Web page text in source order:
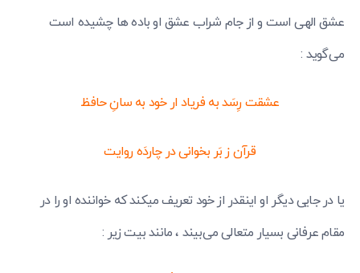
عشق الهی است و از جام شراب عشق او باده ها چشیده است
می‌گوید :
عشقت رِسَد به فریاد ار خود به سانِ حافظ
قرآن ز بَر بخوانی در چاردَه روایت
یا در جایی دیگر او اینقدر از خود تعریف میکند که خواننده او را در
مقام عرفانی بسیار متعالی می‌بیند ، مانند بیت زیر :